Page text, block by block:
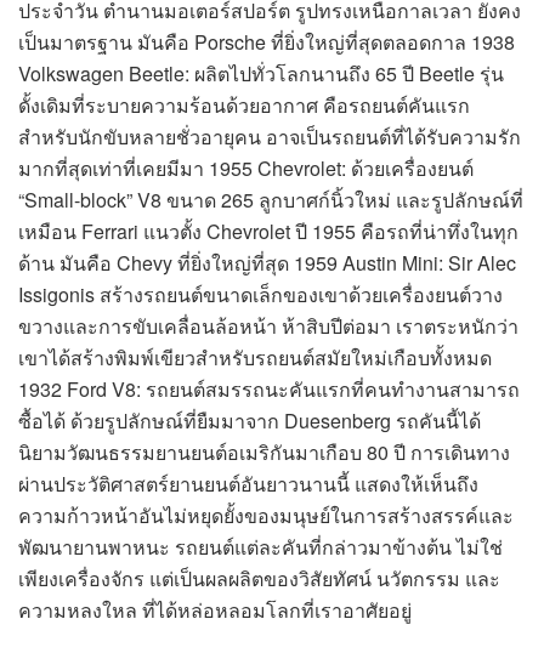
ประจำวัน ตำนานมอเตอร์สปอร์ต รูปทรงเหนือกาลเวลา ยังคง
เป็นมาตรฐาน มันคือ Porsche ที่ยิ่งใหญ่ที่สุดตลอดกาล 1938
Volkswagen Beetle: ผลิตไปทั่วโลกนานถึง 65 ปี Beetle รุ่น
ดั้งเดิมที่ระบายความร้อนด้วยอากาศ คือรถยนต์คันแรก
สำหรับนักขับหลายชั่วอายุคน อาจเป็นรถยนต์ที่ได้รับความรัก
มากที่สุดเท่าที่เคยมีมา 1955 Chevrolet: ด้วยเครื่องยนต์
“Small-block” V8 ขนาด 265 ลูกบาศก์นิ้วใหม่ และรูปลักษณ์ที่
เหมือน Ferrari แนวตั้ง Chevrolet ปี 1955 คือรถที่น่าทึ่งในทุก
ด้าน มันคือ Chevy ที่ยิ่งใหญ่ที่สุด 1959 Austin Mini: Sir Alec
Issigonis สร้างรถยนต์ขนาดเล็กของเขาด้วยเครื่องยนต์วาง
ขวางและการขับเคลื่อนล้อหน้า ห้าสิบปีต่อมา เราตระหนักว่า
เขาได้สร้างพิมพ์เขียวสำหรับรถยนต์สมัยใหม่เกือบทั้งหมด
1932 Ford V8: รถยนต์สมรรถนะคันแรกที่คนทำงานสามารถ
ซื้อได้ ด้วยรูปลักษณ์ที่ยืมมาจาก Duesenberg รถคันนี้ได้
นิยามวัฒนธรรมยานยนต์อเมริกันมาเกือบ 80 ปี การเดินทาง
ผ่านประวัติศาสตร์ยานยนต์อันยาวนานนี้ แสดงให้เห็นถึง
ความก้าวหน้าอันไม่หยุดยั้งของมนุษย์ในการสร้างสรรค์และ
พัฒนายานพาหนะ รถยนต์แต่ละคันที่กล่าวมาข้างต้น ไม่ใช่
เพียงเครื่องจักร แต่เป็นผลผลิตของวิสัยทัศน์ นวัตกรรม และ
ความหลงใหล ที่ได้หล่อหลอมโลกที่เราอาศัยอยู่